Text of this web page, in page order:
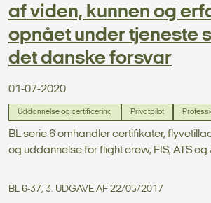
af viden, kunnen og
opnået under tjeneste
det danske forsvar
01-07-2020
Uddannelse og certificering Privatpilot
BL serie 6 omhandler certifikater,
og uddannelse for flight crew, FIS, ATS og
BL 6-37, 3. UDGAVE AF 22/05/2017